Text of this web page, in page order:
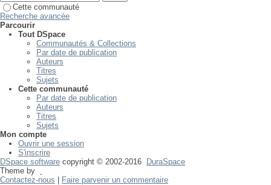
Cette communauté
Recherche avancée
Parcourir
Tout DSpace
Communautés & Collections
Par date de publication
Auteurs
Titres
Sujets
Cette communauté
Par date de publication
Auteurs
Titres
Sujets
Mon compte
Ouvrir une session
S'inscrire
DSpace software copyright © 2002-2016
DuraSpace
Theme by
Contactez-nous
Faire parvenir un commentaire